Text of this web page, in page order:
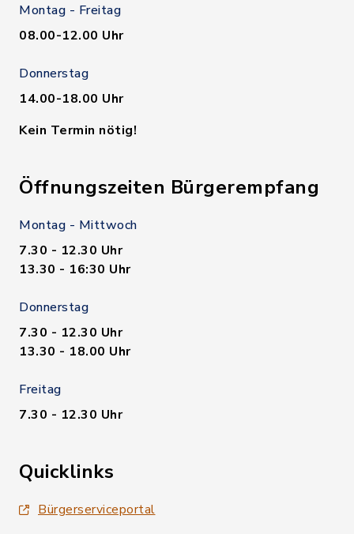
Montag - Freitag
08.00-12.00 Uhr
Donnerstag
14.00-18.00 Uhr
Kein Termin nötig!
Öffnungszeiten Bürgerempfang
Montag - Mittwoch
7.30 - 12.30 Uhr
13.30 - 16:30 Uhr
Donnerstag
7.30 - 12.30 Uhr
13.30 - 18.00 Uhr
Freitag
7.30 - 12.30 Uhr
Quicklinks
Bürgerserviceportal